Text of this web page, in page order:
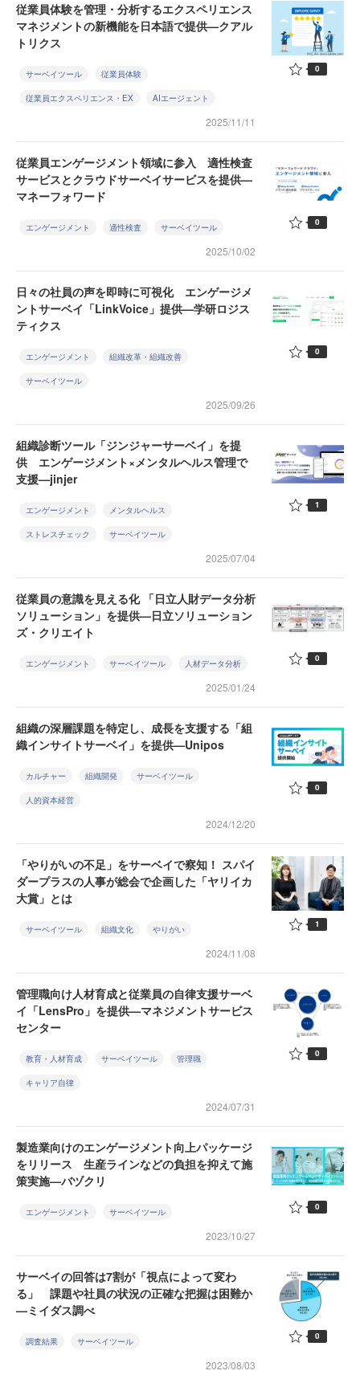
従業員体験を管理・分析するエクスペリエンス
マネジメントの新機能を日本語で提供—クアル
トリクス
サーベイツール 従業員体験
従業員エクスペリエンス・EX AIエージェント
2025/11/11
0
従業員エンゲージメント領域に参入 適性検査
サービスとクラウドサーベイサービスを提供—
マネーフォワード
エンゲージメント 適性検査 サーベイツール
2025/10/02
0
日々の社員の声を即時に可視化 エンゲージメ
ントサーベイ「LinkVoice」提供—学研ロジス
ティクス
エンゲージメント 組織改革・組織改善
サーベイツール
2025/09/26
0
組織診断ツール「ジンジャーサーベイ」を提
供 エンゲージメント×メンタルヘルス管理で
支援—jinjer
エンゲージメント メンタルヘルス
ストレスチェック サーベイツール
2025/07/04
1
従業員の意識を見える化 「日立人財データ分析
ソリューション」を提供—日立ソリューション
ズ・クリエイト
エンゲージメント サーベイツール 人材データ分析
2025/01/24
0
組織の深層課題を特定し、成長を支援する「組
織インサイトサーベイ」を提供—Unipos
カルチャー 組織開発 サーベイツール
人的資本経営
2024/12/20
0
「やりがいの不足」をサーベイで察知！ スパイ
ダープラスの人事が総会で企画した「ヤリイカ
大賞」とは
サーベイツール 組織文化 やりがい
2024/11/08
1
管理職向け人材育成と従業員の自律支援サーベ
イ「LensPro」を提供—マネジメントサービス
センター
教育・人材育成 サーベイツール 管理職
キャリア自律
2024/07/31
0
製造業向けのエンゲージメント向上パッケージ
をリリース 生産ラインなどの負担を抑えて施
策実施—バヅクリ
エンゲージメント サーベイツール
2023/10/27
0
サーベイの回答は7割が「視点によって変わ
る」 課題や社員の状況の正確な把握は困難か
—ミイダス調べ
調査結果 サーベイツール
2023/08/03
0